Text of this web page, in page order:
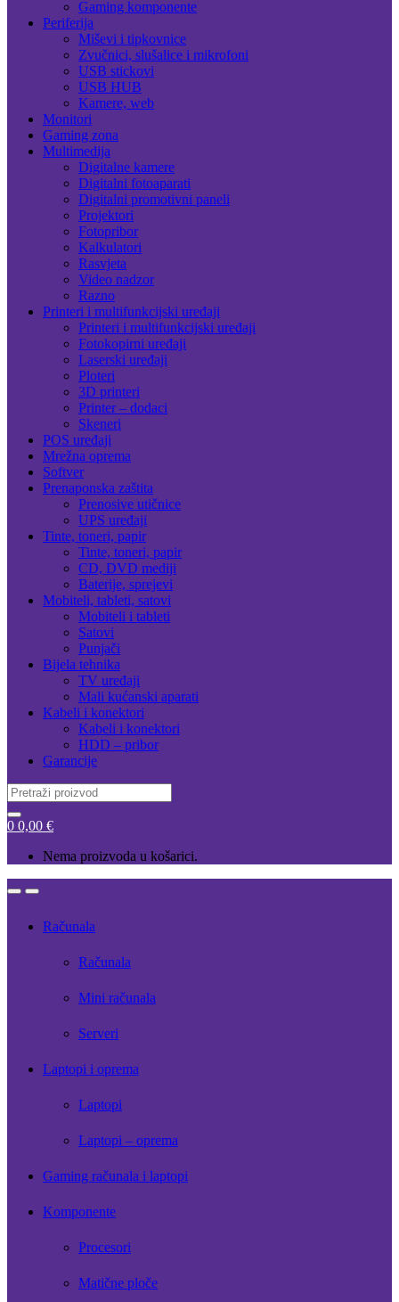
Gaming komponente
Periferija
Miševi i tipkovnice
Zvučnici, slušalice i mikrofoni
USB stickovi
USB HUB
Kamere, web
Monitori
Gaming zona
Multimedija
Digitalne kamere
Digitalni fotoaparati
Digitalni promotivni paneli
Projektori
Fotopribor
Kalkulatori
Rasvjeta
Video nadzor
Razno
Printeri i multifunkcijski uređaji
Printeri i multifunkcijski uređaji
Fotokopirni uređaji
Laserski uređaji
Ploteri
3D printeri
Printer – dodaci
Skeneri
POS uređaji
Mrežna oprema
Softver
Prenaponska zaštita
Prenosive utičnice
UPS uređaji
Tinte, toneri, papir
Tinte, toneri, papir
CD, DVD mediji
Baterije, sprejevi
Mobiteli, tableti, satovi
Mobiteli i tableti
Satovi
Punjači
Bijela tehnika
TV uređaji
Mali kućanski aparati
Kabeli i konektori
Kabeli i konektori
HDD – pribor
Garancije
Search
for:
0 0,00 €
Nema proizvoda u košarici.
OpenClose
Računala
Računala
Mini računala
Serveri
Laptopi i oprema
Laptopi
Laptopi – oprema
Gaming računala i laptopi
Komponente
Procesori
Matične ploče